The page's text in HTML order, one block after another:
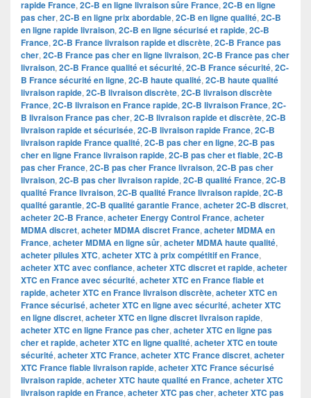
rapide France, 2C-B en ligne livraison sûre France, 2C-B en ligne
pas cher, 2C-B en ligne prix abordable, 2C-B en ligne qualité, 2C-B
en ligne rapide livraison, 2C-B en ligne sécurisé et rapide, 2C-B
France, 2C-B France livraison rapide et discrète, 2C-B France pas
cher, 2C-B France pas cher en ligne livraison, 2C-B France pas cher
livraison, 2C-B France qualité et sécurité, 2C-B France sécurité, 2C-
B France sécurité en ligne, 2C-B haute qualité, 2C-B haute qualité
livraison rapide, 2C-B livraison discrète, 2C-B livraison discrète
France, 2C-B livraison en France rapide, 2C-B livraison France, 2C-
B livraison France pas cher, 2C-B livraison rapide et discrète, 2C-B
livraison rapide et sécurisée, 2C-B livraison rapide France, 2C-B
livraison rapide France qualité, 2C-B pas cher en ligne, 2C-B pas
cher en ligne France livraison rapide, 2C-B pas cher et fiable, 2C-B
pas cher France, 2C-B pas cher France livraison, 2C-B pas cher
livraison, 2C-B pas cher livraison rapide, 2C-B qualité France, 2C-B
qualité France livraison, 2C-B qualité France livraison rapide, 2C-B
qualité garantie, 2C-B qualité garantie France, acheter 2C-B discret,
acheter 2C-B France, acheter Energy Control France, acheter
MDMA discret, acheter MDMA discret France, acheter MDMA en
France, acheter MDMA en ligne sûr, acheter MDMA haute qualité,
acheter pilules XTC, acheter XTC à prix compétitif en France,
acheter XTC avec confiance, acheter XTC discret et rapide, acheter
XTC en France avec sécurité, acheter XTC en France fiable et
rapide, acheter XTC en France livraison discrète, acheter XTC en
France sécurisé, acheter XTC en ligne avec sécurité, acheter XTC
en ligne discret, acheter XTC en ligne discret livraison rapide,
acheter XTC en ligne France pas cher, acheter XTC en ligne pas
cher et rapide, acheter XTC en ligne qualité, acheter XTC en toute
sécurité, acheter XTC France, acheter XTC France discret, acheter
XTC France fiable livraison rapide, acheter XTC France sécurisé
livraison rapide, acheter XTC haute qualité en France, acheter XTC
livraison rapide en France, acheter XTC pas cher, acheter XTC pas